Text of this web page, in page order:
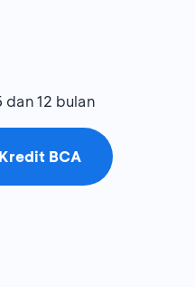
12 bulan
BCA